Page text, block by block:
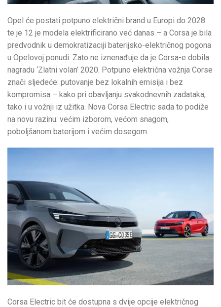
Opel će postati potpuno električni brand u Europi do 2028.
te je 12 je modela elektrificirano već danas – a Corsa je bila
predvodnik u demokratizaciji baterijsko-električnog pogona
u Opelovoj ponudi. Zato ne iznenađuje da je Corsa-e dobila
nagradu ‘Zlatni volan’ 2020. Potpuno električna vožnja Corse
znači sljedeće: putovanje bez lokalnih emisija i bez
kompromisa – kako pri obavljanju svakodnevnih zadataka,
tako i u vožnji iz užitka. Nova Corsa Electric sada to podiže
na novu razinu: većim izborom, većom snagom,
poboljšanom baterijom i većim dosegom.
Corsa Electric bit će dostupna s dvije opcije električnog